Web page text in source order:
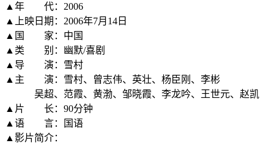
▲年 代：2006
▲上映日期：2006年7月14日
▲国 家：中国
▲类 别：幽默/喜剧
▲导 演：雪村
▲主 演：雪村、曾志伟、英壮、杨臣刚、李彬
吴超、范霞、黄渤、邹晓霞、李龙吟、王世元、赵凯
▲片 长：90分钟
▲语 言：国语
▲影片简介：